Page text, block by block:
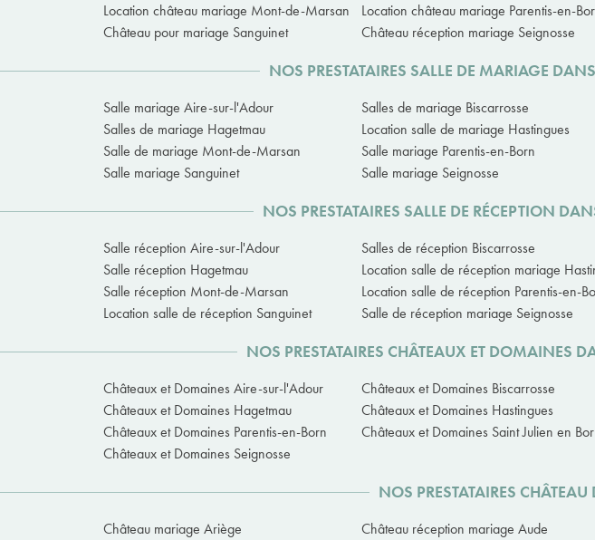
Location château mariage Mont-de-Marsan
Location château mariage Parentis-en-
Château pour mariage Sanguinet
Château réception mariage Seignosse
NOS PRESTATAIRES SALLE DE MARIAGE
Salle mariage Aire-sur-l'Adour Salles de mariage Biscarrosse
Salles de mariage Hagetmau
Location salle de mariage Hastingues
Salle de mariage Mont-de-Marsan
Salle mariage Parentis-en-Born
Salle mariage Sanguinet
Salle mariage Seignosse
NOS PRESTATAIRES SALLE DE RÉCEPTION
Salle réception Aire-sur-l'Adour Salles de réception Biscarrosse
Salle réception Hagetmau
Location salle de réception mariage
Salle réception Mont-de-Marsan
Location salle de réception Parentis-en-
Location salle de réception Sanguinet
Salle de réception mariage Seignosse
NOS PRESTATAIRES CHÂTEAUX ET DOMAINES
Châteaux et Domaines Aire-sur-l'Adour Châteaux et Domaines Biscarrosse
Châteaux et Domaines Hagetmau
Châteaux et Domaines Hastingues
Châteaux et Domaines Parentis-en-Born
Châteaux et Domaines Saint Julien en
Châteaux et Domaines Seignosse
NOS PRESTATAIRES
Château mariage Ariège Château réception mariage Aude